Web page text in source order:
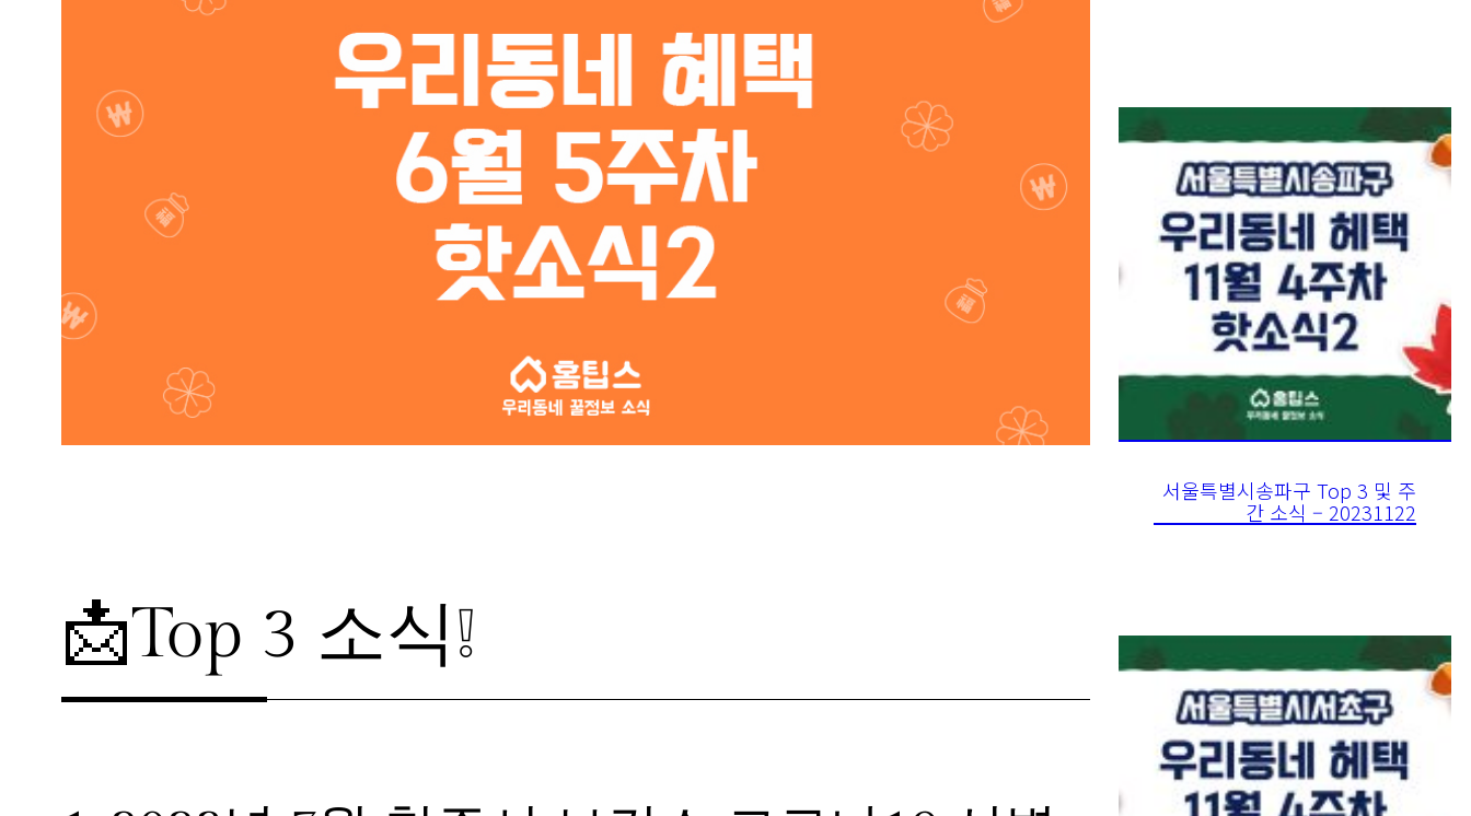
📩Top 3 소식❕
서울특별시송파구 Top 3 및 주
간 소식 – 20231122